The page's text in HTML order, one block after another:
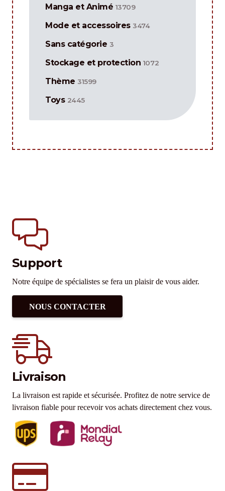
Manga et Animé 13709
Mode et accessoires 3474
Sans catégorie 3
Stockage et protection 1072
Thème 31599
Toys 2445
Support
Notre équipe de spécialistes se fera un plaisir de vous aider.
NOUS CONTACTER
Livraison
La livraison est rapide et sécurisée. Profitez de notre service de
livraison fiable pour recevoir vos achats directement chez vous.